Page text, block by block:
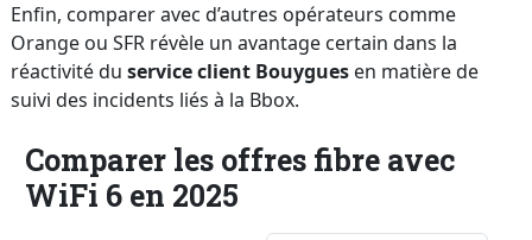
Enfin, comparer avec d’autres opérateurs comme
Orange ou SFR révèle un avantage certain dans la
réactivité du service client Bouyguesen matière de
suivi des incidents liés à la Bbox.
Comparer les offres fibre avec
WiFi 6 en 2025